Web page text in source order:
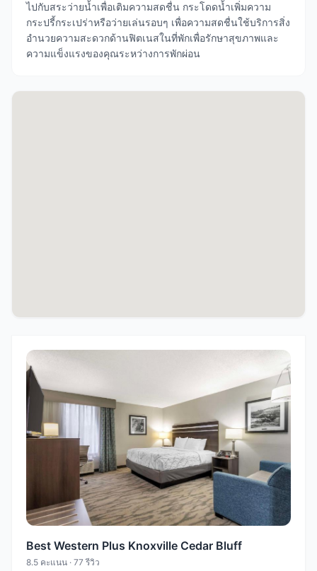
ไปกับสระว่ายน้ำเพื่อเติมความสดชื่น กระโดดน้ำเพิ่มความ
กระปรี้กระเปร่าหรือว่ายเล่นรอบๆ เพื่อความสดชื่นใช้บริการสิ่ง
อำนวยความสะดวกด้านฟิตเนสในที่พักเพื่อรักษาสุขภาพและ
ความแข็งแรงของคุณระหว่างการพักผ่อน
Best Western Plus Knoxville Cedar Bluff
8.5 คะแนน · 77 รีวิว